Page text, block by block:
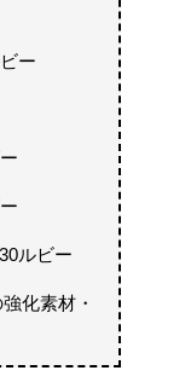
ー
ルビー
化素材・